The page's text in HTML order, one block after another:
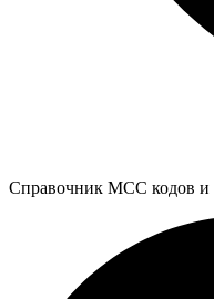
Справочник MCC кодов и